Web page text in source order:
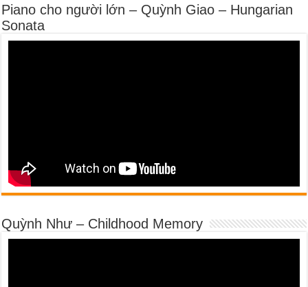
Piano cho người lớn – Quỳnh Giao – Hungarian
Sonata
Quỳnh Như – Childhood Memory